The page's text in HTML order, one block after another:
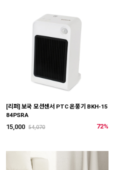
[리퍼] 보국 모션센서 PTC 온풍기 BKH-15
84PSRA
15,000 54,070 72%